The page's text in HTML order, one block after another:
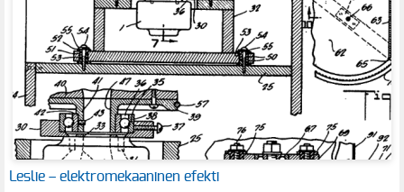
Leslie – elektromekaaninen efekti